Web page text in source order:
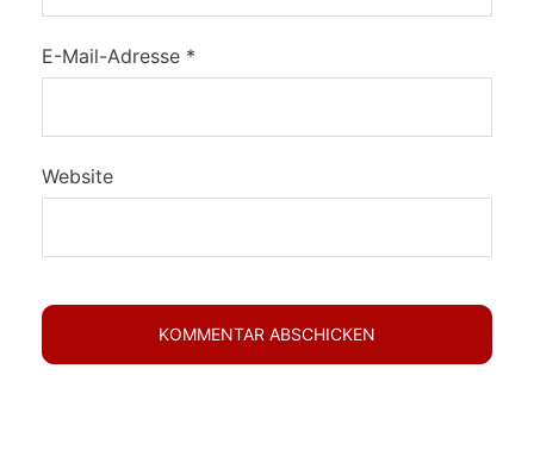
E-Mail-Adresse *
Website